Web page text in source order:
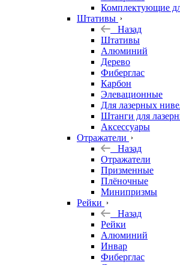
Комплектующие
Штативы
Назад
Штативы
Алюминий
Дерево
Фиберглас
Карбон
Элевационные
Для лазерных
Штанги для
Аксессуары
Отражатели
Назад
Отражатели
Призменные
Плёночные
Минипризмы
Рейки
Назад
Рейки
Алюминий
Инвар
Фиберглас